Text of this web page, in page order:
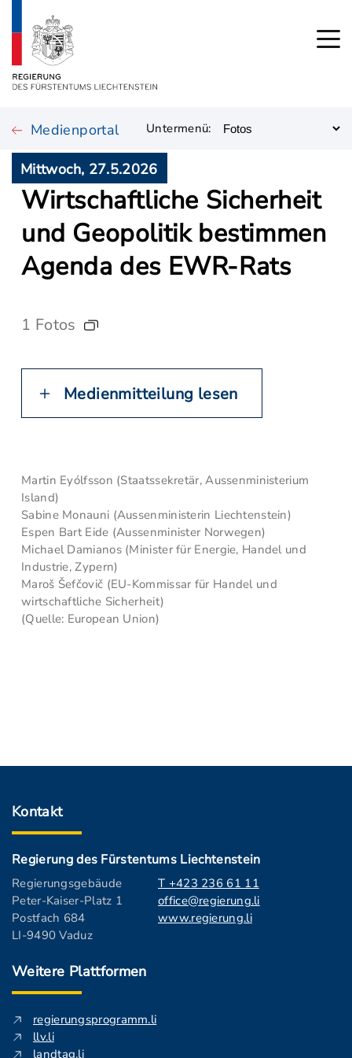
Medienportal Untermenü:
Mittwoch, 27.5.2026
Wirtschaftliche Sicherheit
und Geopolitik bestimmen
Agenda des EWR-Rats
1 Fotos
Medienmitteilung lesen
Martin Eyólfsson (Staatssekretär, Aussenministerium
Island)
Sabine Monauni (Aussenministerin Liechtenstein)
Espen Bart Eide (Aussenminister Norwegen)
Michael Damianos (Minister für Energie, Handel und
Industrie, Zypern)
Maroš Šefčovič (EU-Kommissar für Handel und
wirtschaftliche Sicherheit)
(Quelle: European Union)
Kontakt
Regierung des Fürstentums Liechtenstein
Regierungsgebäude
Peter-Kaiser-Platz 1
Postfach 684
LI-9490 Vaduz
T +423 236 61 11
office@regierung.li
www.regierung.li
Weitere Plattformen
regierungsprogramm.li
llv.li
landtag.li